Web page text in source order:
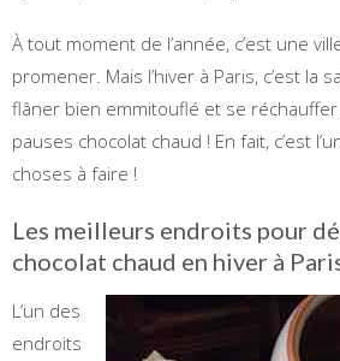
À tout moment de l’année, c’est une
promener. Mais l’hiver à Paris, c’est la
flâner bien emmitouflé et se
pauses chocolat chaud ! En fait, c’est
choses à faire !
Les meilleurs endroits pour
chocolat chaud en hiver à
L’un des
endroits